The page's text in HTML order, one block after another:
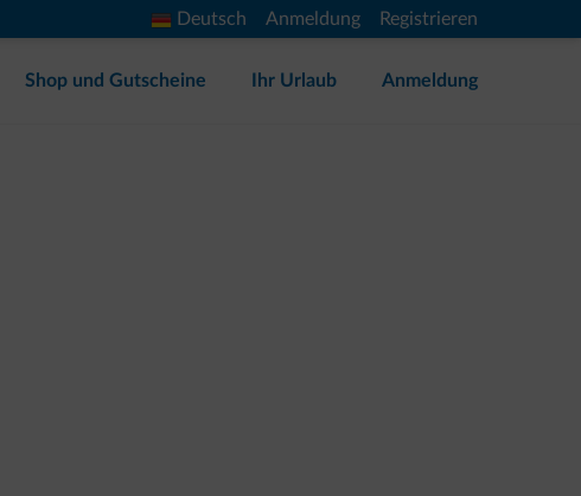
Deutsch Anmeldung Registrieren
Shop und Gutscheine Ihr Urlaub Anmeldung